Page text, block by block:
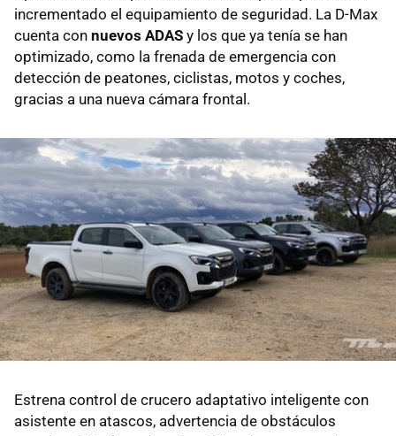
incrementado el equipamiento de seguridad. La D-Max
cuenta con nuevos ADAS y los que ya tenía se han
optimizado, como la frenada de emergencia con
detección de peatones, ciclistas, motos y coches,
gracias a una nueva cámara frontal.
Estrena control de crucero adaptativo inteligente con
asistente en atascos, advertencia de obstáculos